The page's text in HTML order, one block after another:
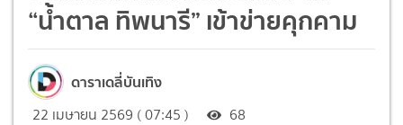
“น้ำตาล ทิพนารี” เข้าข่ายคุกคาม
ดาราเดลี่บันเทิง
22 เมษายน 2569 ( 07:45 ) 68